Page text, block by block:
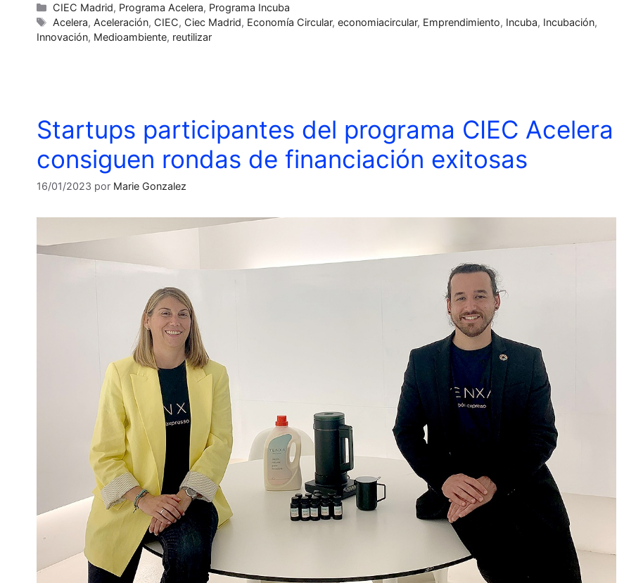
CIEC Madrid, Programa Acelera, Programa Incuba
Acelera, Aceleración, CIEC, Ciec Madrid, Economía Circular,economiacircular, Emprendimiento, Incuba, Incubación,
Innovación, Medioambiente, reutilizar
Startups participantes del programa CIEC Acelera
consiguen rondas de financiación exitosas
16/01/2023 por Marie Gonzalez